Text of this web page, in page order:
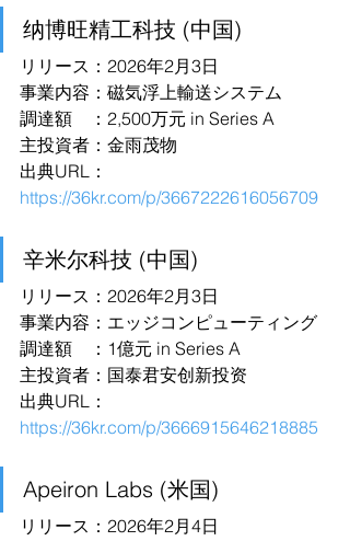
纳博旺精工科技 (中国)
リリース：2026年2月3日
事業内容：磁気浮上輸送システム
調達額　：2,500万元 in Series A
主投資者：金雨茂物
出典URL：
https://36kr.com/p/3667222616056709
辛米尔科技 (中国)
リリース：2026年2月3日
事業内容：エッジコンピューティング
調達額　：1億元 in Series A
主投資者：国泰君安创新投资
出典URL：
https://36kr.com/p/3666915646218885
Apeiron Labs (米国)
リリース：2026年2月4日